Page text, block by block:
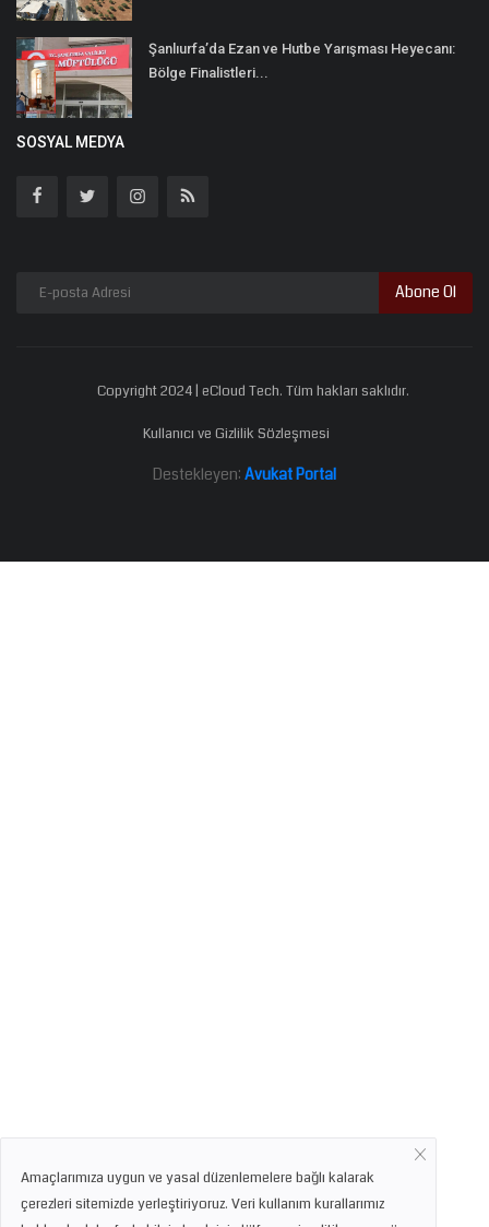
Şanlıurfa’da Ezan ve Hutbe Yarışması Heyecanı:
Bölge Finalistleri...
SOSYAL MEDYA
Abone Ol
Copyright 2024 | eCloud Tech. Tüm hakları saklıdır.
Kullanıcı ve Gizlilik Sözleşmesi
Destekleyen: Avukat Portal
Amaçlarımıza uygun ve yasal düzenlemelere bağlı kalarak
çerezleri sitemizde yerleştiriyoruz. Veri kullanım kurallarımız